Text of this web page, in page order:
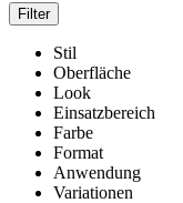
Stil
Oberfläche
Look
Einsatzbereich
Farbe
Format
Anwendung
Variationen